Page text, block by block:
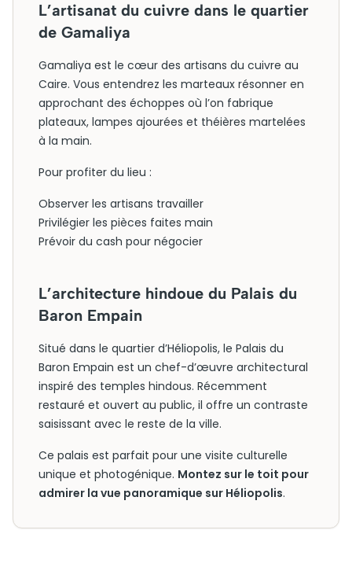
L’artisanat du cuivre dans le quartier
de Gamaliya
Gamaliya est le cœur des artisans du cuivre au
Caire. Vous entendrez les marteaux résonner en
approchant des échoppes où l’on fabrique
plateaux, lampes ajourées et théières martelées
à la main.
Pour profiter du lieu :
Observer les artisans travailler
Privilégier les pièces faites main
Prévoir du cash pour négocier
L’architecture hindoue du Palais du
Baron Empain
Situé dans le quartier d’Héliopolis, le Palais du
Baron Empain est un chef-d’œuvre architectural
inspiré des temples hindous. Récemment
restauré et ouvert au public, il offre un contraste
saisissant avec le reste de la ville.
Ce palais est parfait pour une visite culturelle
unique et photogénique. Montez sur le toit pour
admirer la vue panoramique sur Héliopolis.